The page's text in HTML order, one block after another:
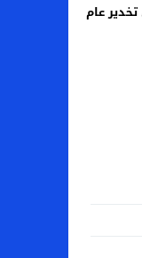
عام